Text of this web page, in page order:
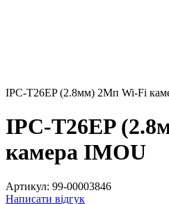
IPC-T26EP (2.8мм) 2Мп Wi-Fi
IPC-T26EP
камера IMOU
Артикул: 99-00003846
Написати відгук